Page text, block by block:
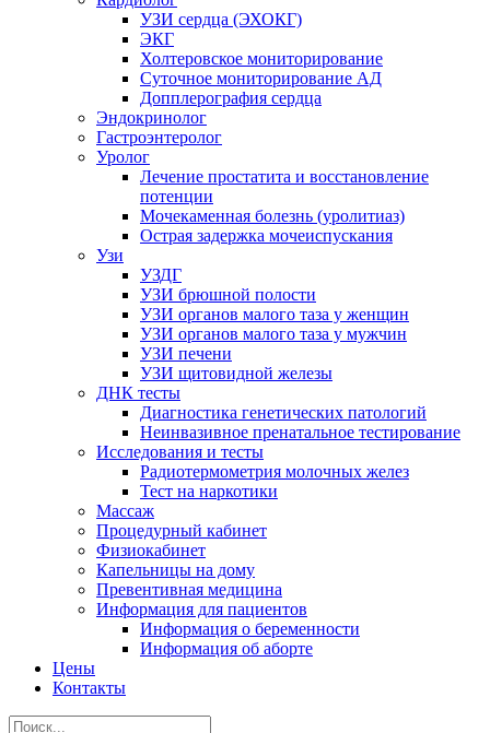
УЗИ сердца (ЭХОКГ)
ЭКГ
Холтеровское мониторирование
Суточное мониторирование АД
Допплерография сердца
Эндокринолог
Гастроэнтеролог
Уролог
Лечение простатита и восстановление
потенции
Мочекаменная болезнь (уролитиаз)
Острая задержка мочеиспускания
Узи
УЗДГ
УЗИ брюшной полости
УЗИ органов малого таза у женщин
УЗИ органов малого таза у мужчин
УЗИ печени
УЗИ щитовидной железы
ДНК тесты
Диагностика генетических патологий
Неинвазивное пренатальное тестирование
Исследования и тесты
Радиотермометрия молочных желез
Тест на наркотики
Массаж
Процедурный кабинет
Физиокабинет
Капельницы на дому
Превентивная медицина
Информация для пациентов
Информация о беременности
Информация об аборте
Цены
Контакты